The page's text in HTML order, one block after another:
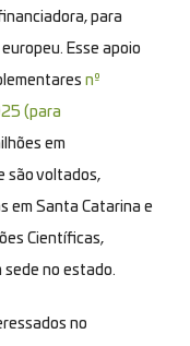
para
Esse apoio
nº
(para
em
são voltados,
em Santa Catarina e
Científicas,
sede no estado.
no